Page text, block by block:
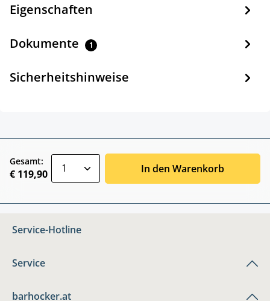
Eigenschaften
Dokumente 1
Sicherheitshinweise
Gesamt:
€ 119,90 In den Warenkorb
Service-Hotline
Service
barhocker.at